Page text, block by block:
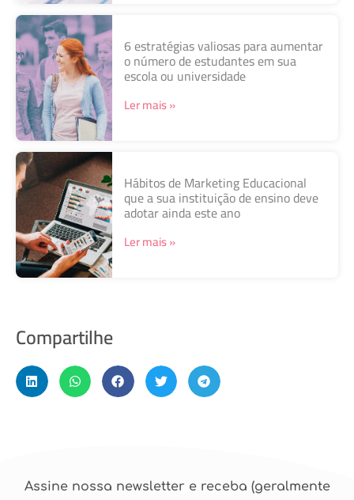
6 estratégias valiosas para aumentar
o número de estudantes em sua
escola ou universidade
Ler mais »
Hábitos de Marketing Educacional
que a sua instituição de ensino deve
adotar ainda este ano
Ler mais »
Compartilhe
Assine nossa newsletter e receba (geralmente